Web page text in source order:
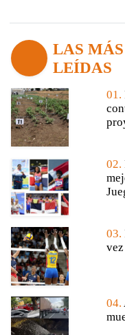
LAS MÁS
LEÍDAS
01.
02.
03.
04.